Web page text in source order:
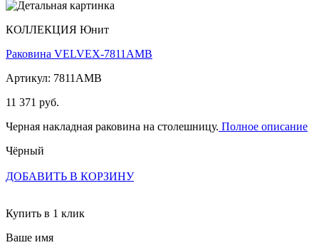
КОЛЛЕКЦИЯ Юнит
Раковина VELVEX-7811AMB
Артикул: 7811AMB
11 371 руб.
Черная накладная раковина на столешницу. Полное описание
Чёрный
ДОБАВИТЬ В КОРЗИНУ
Купить в 1 клик
Ваше имя